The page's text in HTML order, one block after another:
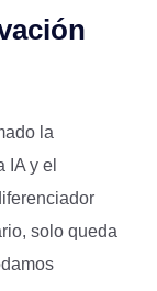
la
IA y el
solo queda